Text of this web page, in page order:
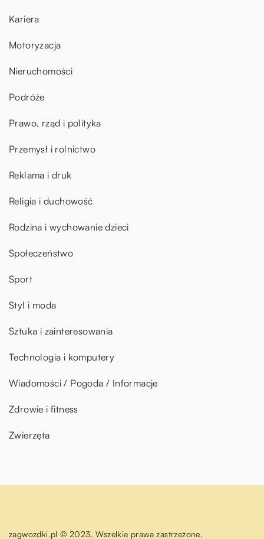
Kariera
Motoryzacja
Nieruchomości
Podróże
Prawo, rząd i polityka
Przemysł i rolnictwo
Reklama i druk
Religia i duchowość
Rodzina i wychowanie dzieci
Społeczeństwo
Sport
Styl i moda
Sztuka i zainteresowania
Technologia i komputery
Wiadomości / Pogoda / Informacje
Zdrowie i fitness
Zwierzęta
zagwozdki.pl © 2023. Wszelkie prawa zastrzeżone.